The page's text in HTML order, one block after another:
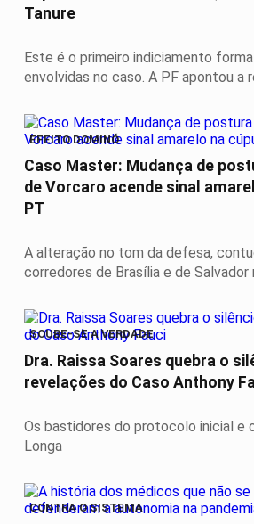
Tanure
Este é o primeiro indiciamento
envolvidas no caso. A PF apontou a
EFEITO DOMINÓ
Caso Master: Mudança de
de Vorcaro acende sinal
PT
A alteração no tom da defesa,
corredores de Brasília e de Salvador
SOUBE-SE A VERDADE
Dra. Raissa Soares quebra o
revelações do Caso
Os bastidores do protocolo inicial e
Longa
CONTRA O SISTEMA